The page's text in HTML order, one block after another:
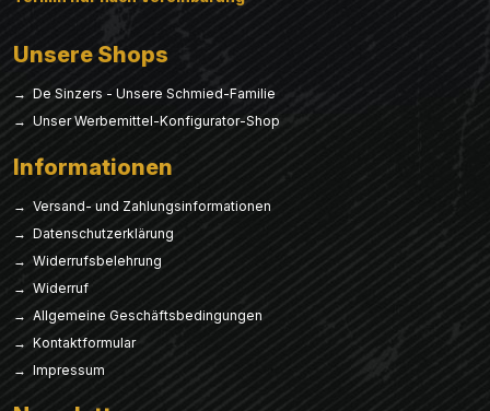
Unsere Shops
→ De Sinzers - Unsere Schmied-Familie
→ Unser Werbemittel-Konfigurator-Shop
Informationen
→ Versand- und Zahlungsinformationen
→ Datenschutzerklärung
→ Widerrufsbelehrung
→ Widerruf
→ Allgemeine Geschäftsbedingungen
→ Kontaktformular
→ Impressum